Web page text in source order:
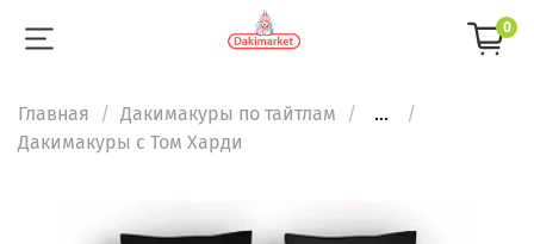
0
Главная Дакимакуры по тайтлам
...
Дакимакуры с Том Харди